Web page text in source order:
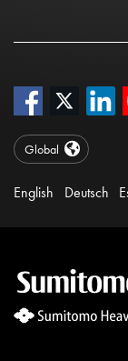
Global
English Deutsch